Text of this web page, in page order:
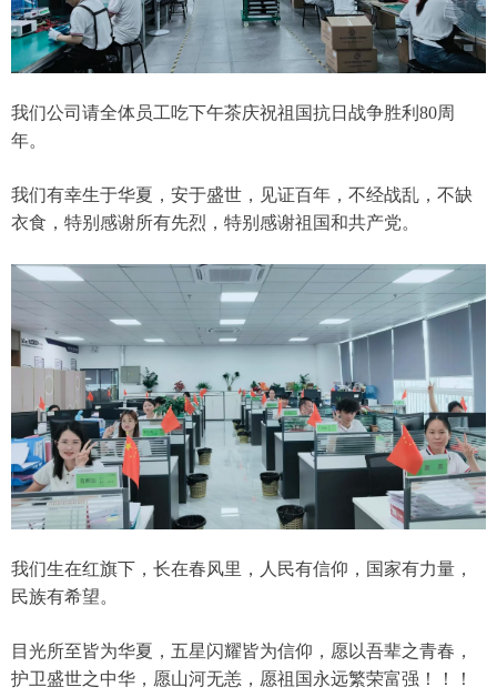
我们公司请全体员工吃下午茶庆祝祖国抗日战争胜利80周
年。
我们有幸生于华夏，安于盛世，见证百年，不经战乱，不缺
衣食，特别感谢所有先烈，特别感谢祖国和共产党。
我们生在红旗下，长在春风里，人民有信仰，国家有力量，
民族有希望。
目光所至皆为华夏，五星闪耀皆为信仰，愿以吾辈之青春，
护卫盛世之中华，愿山河无恙，愿祖国永远繁荣富强！！！